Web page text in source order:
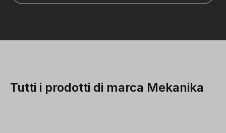
Tutti i prodotti di marca Mekanika